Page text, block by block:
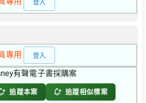
登入
專用 登入
有聲電子書採購案
追蹤本案 追蹤相似標案